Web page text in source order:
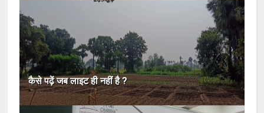
कैसे पढ़ें जब लाइट ही नहीं है ?